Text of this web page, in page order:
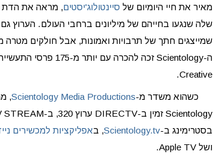
מאיר את חיי היומיום של סיינטולוג'יסטים, מראה את הדת
שלה שנגעו בחייהם של מיליונים ברחבי העולם. הערוץ
שמייצגים חתך של תרבויות ואמונות, אבל חולקים
Creative.
כשהוא משדר מ-Scientology Media Productions
,
בסטרימינג ב-Scientology.tv, באפליקציות למכשירים
ושל Apple TV.